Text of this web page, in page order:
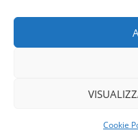
Cookie
Pink
© Occhio Viterbese -
ROC:39156